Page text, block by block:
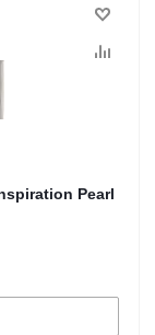
Pearl